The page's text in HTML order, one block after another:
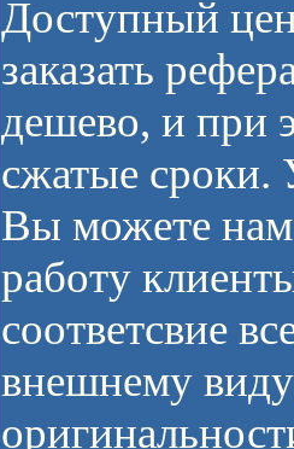
Доступный
заказать
дешево, и при
сжатые сроки.
Вы можете нам
работу
соответсвие
внешнему